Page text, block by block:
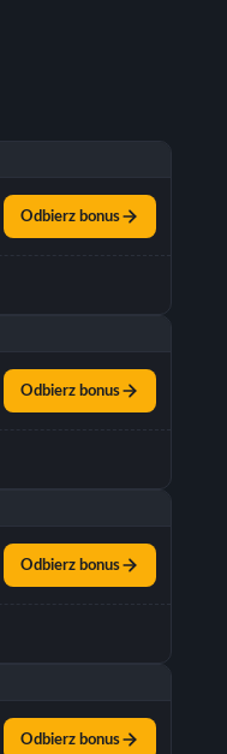
Odbierz bonus
Odbierz bonus
Odbierz bonus
Odbierz bonus